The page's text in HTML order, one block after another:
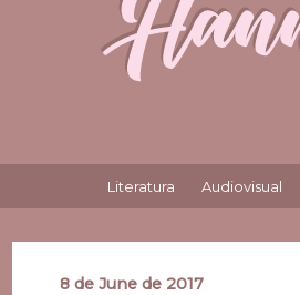
Literatura Audiovisual
8 de June de 2017